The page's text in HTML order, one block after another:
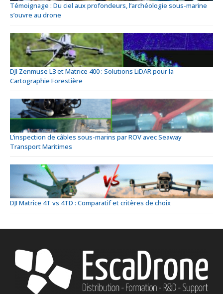
Témoignage : Du ciel aux profondeurs, l’archéologie sous-marine
s’ouvre au drone
DJI Zenmuse L3 et Matrice 400 : Solutions LiDAR pour la
Cartographie Forestière
L’inspection de câbles sous-marins par ROV avec Seaway
Transport Maritimes
DJI Matrice 4T vs 4TD : Comparatif et critères de choix